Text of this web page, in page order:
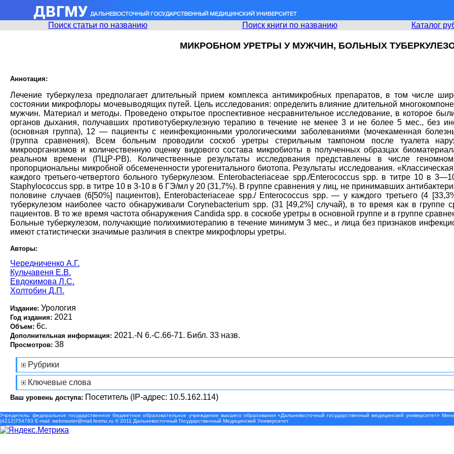
Поиск статьи по названию Поиск книги по названию Каталог
МИКРОБНОМ УРЕТРЫ У МУЖЧИН, БОЛЬНЫХ
Аннотация:
Лечение туберкулеза предполагает длительный прием комплекса антимикробных препаратов, в том числе
состоянии микрофлоры мочевыводящих путей. Цель исследования: определить влияние длительной
мужчин. Материал и методы. Проведено открытое проспективное несравнительное исследование, в которое
органов дыхания, получавших противотуберкулезную терапию в течение не менее 3 и не более 5 мес., без
(основная группа), 12 — пациенты с неинфекционными урологическими заболеваниями (мочекаменная
(группа сравнения). Всем больным проводили соскоб уретры стерильным тампоном после туалета
микроорганизмов и количественную оценку видового состава микробиоты в полученных образцах
реальном времени (ПЦР-РВ). Количественные результаты исследования представлены в числе
пропорциональны микробной обсемененности урогенитального биотопа. Результаты исследования.
каждого третьего-четвертого больного туберкулезом. Enterobacteriaceae spp./Enterococcus spp. в титре 10 в
Staphylococcus spp. в титре 10 в 3-10 в 6 ГЭ/мл у 20 (31,7%). В группе сравнения у лиц, не принимавших
половине случаев (6[50%] пациентов), Enterobacteriaceae spp./ Enterococcus spp. — у каждого третьего (4
туберкулезом наиболее часто обнаруживали Corynebacterium spp. (31 [49,2%] случай), в то время как в
пациентов. В то же время частота обнаружения Candida spp. в соскобе уретры в основной группе и в группе
Больные туберкулезом, получающие полихимиотерапию в течение минимум 3 мес., и лица без признаков
имеют статистически значимые различия в спектре микрофлоры уретры.
Авторы:
Чередниченко А.Г.
Кульчавеня Е.В.
Евдокимова Л.С.
Холтобин Д.П.
Издание: Урология
Год издания: 2021
Объем: 6с.
Дополнительная информация: 2021.-N 6.-С.66-71. Библ. 33 назв.
Просмотров: 38
Рубрики
Ключевые слова
Ваш уровень доступа: Посетитель (IP-адрес: 10.5.162.114)
Учредитель: федеральное государственное бюджетное образовательное учреждение высшего образования «Дальневосточный государственный медицинский университет»
(4212)754783 Е-mail: webmaster@mail.fesmu.ru © 2011 Дальневосточный Государственный Медицинский Университет